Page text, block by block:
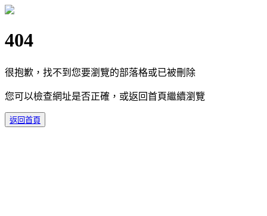
404
很抱歉，找不到您要瀏覽的部落格或已被刪除
您可以檢查網址是否正確，或返回首頁繼續瀏覽
返回首頁